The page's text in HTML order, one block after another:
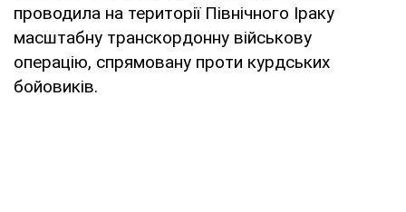
проводила на території Північного Іраку
масштабну транскордонну військову
операцію, спрямовану проти курдських
бойовиків.